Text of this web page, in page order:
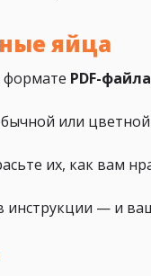
яйца
формате PDF-файла
или цветной
их, как вам
инструкции — и